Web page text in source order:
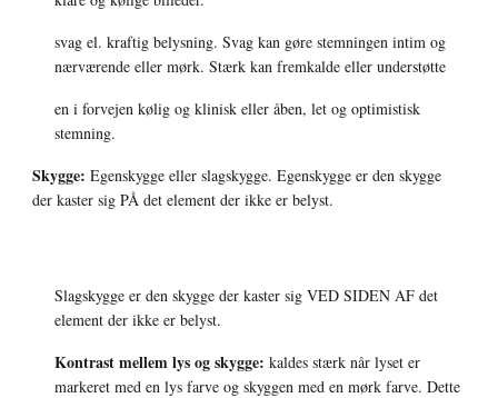
svag el. kraftig belysning. Svag kan gøre stemningen intim og
nærværende eller mørk. Stærk kan fremkalde eller understøtte
en i forvejen kølig og klinisk eller åben, let og optimistisk
stemning.
Skygge: Egenskygge eller slagskygge. Egenskygge er den skygge
der kaster sig PÅ det element der ikke er belyst.
Slagskygge er den skygge der kaster sig VED SIDEN AF det
element der ikke er belyst.
Kontrast mellem lys og skygge: kaldes stærk når lyset er
markeret med en lys farve og skyggen med en mørk farve. Dette